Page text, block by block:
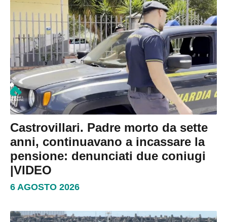
Castrovillari. Padre morto da sette
anni, continuavano a incassare la
pensione: denunciati due coniugi
|VIDEO
6 AGOSTO 2026